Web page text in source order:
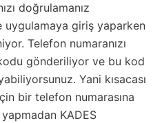
doğrulamanız
uygulamaya giriş yaparken
Telefon numaranızı
gönderiliyor ve bu kod
Yani kısacası
bir telefon numarasına
KADES